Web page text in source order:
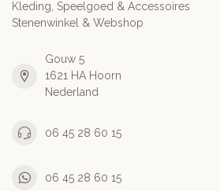
Kleding, Speelgoed & Accessoires
Stenenwinkel & Webshop
Gouw 5
1621 HA Hoorn
Nederland
06 45 28 60 15
06 45 28 60 15